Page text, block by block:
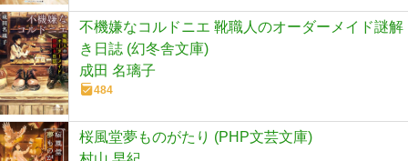
不機嫌なコルドニエ 靴職人のオーダーメイド謎解
き日誌 (幻冬舎文庫)
成田 名璃子
484
桜風堂夢ものがたり (PHP文芸文庫)